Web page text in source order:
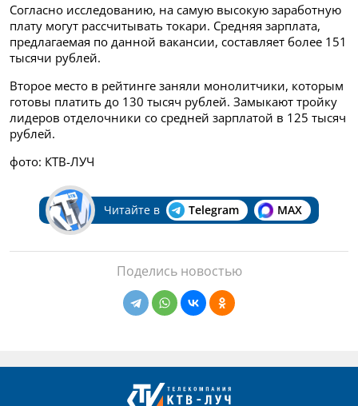
Согласно исследованию, на самую высокую заработную
плату могут рассчитывать токари. Средняя зарплата,
предлагаемая по данной вакансии, составляет более 151
тысячи рублей.
Второе место в рейтинге заняли монолитчики, которым
готовы платить до 130 тысяч рублей. Замыкают тройку
лидеров отделочники со средней зарплатой в 125 тысяч
рублей.
фото: КТВ-ЛУЧ
Читайте в Telegram MAX
Поделись новостью